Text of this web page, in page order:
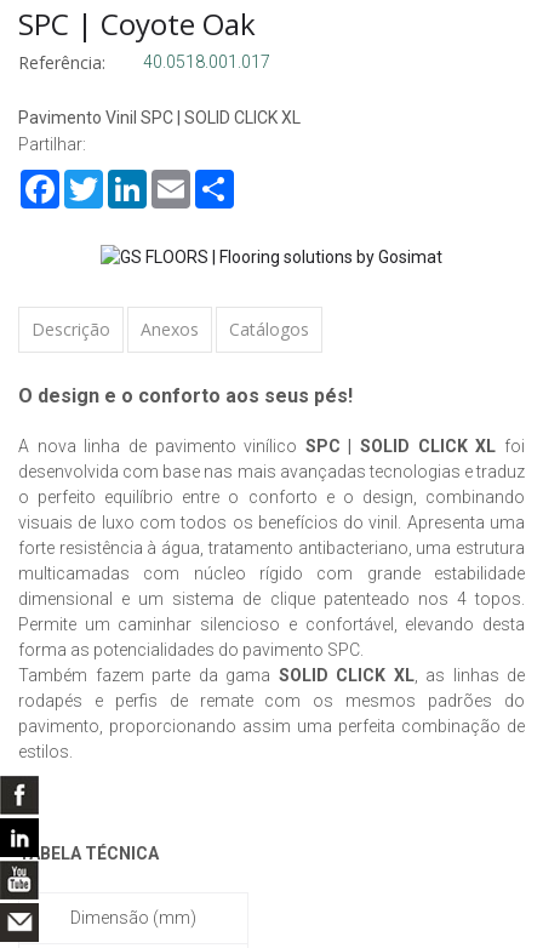
SPC | Coyote Oak
Referência: 40.0518.001.017
Pavimento Vinil SPC | SOLID CLICK XL
Partilhar:
FacebookTwitterLinkedInEmail
Descrição Anexos Catálogos
O design e o conforto aos seus pés!
A nova linha de pavimento vinílico SPC | SOLID CLICK XL foi
desenvolvida com base nas mais avançadas tecnologias e traduz
o perfeito equilíbrio entre o conforto e o design, combinando
visuais de luxo com todos os benefícios do vinil. Apresenta uma
forte resistência à água, tratamento antibacteriano, uma estrutura
multicamadas com núcleo rígido com grande estabilidade
dimensional e um sistema de clique patenteado nos 4 topos.
Permite um caminhar silencioso e confortável, elevando desta
forma as potencialidades do pavimento SPC.
Também fazem parte da gama SOLID CLICK XL, as linhas de
rodapés e perfis de remate com os mesmos padrões do
pavimento, proporcionando assim uma perfeita combinação de
estilos.
TABELA TÉCNICA
Dimensão (mm)